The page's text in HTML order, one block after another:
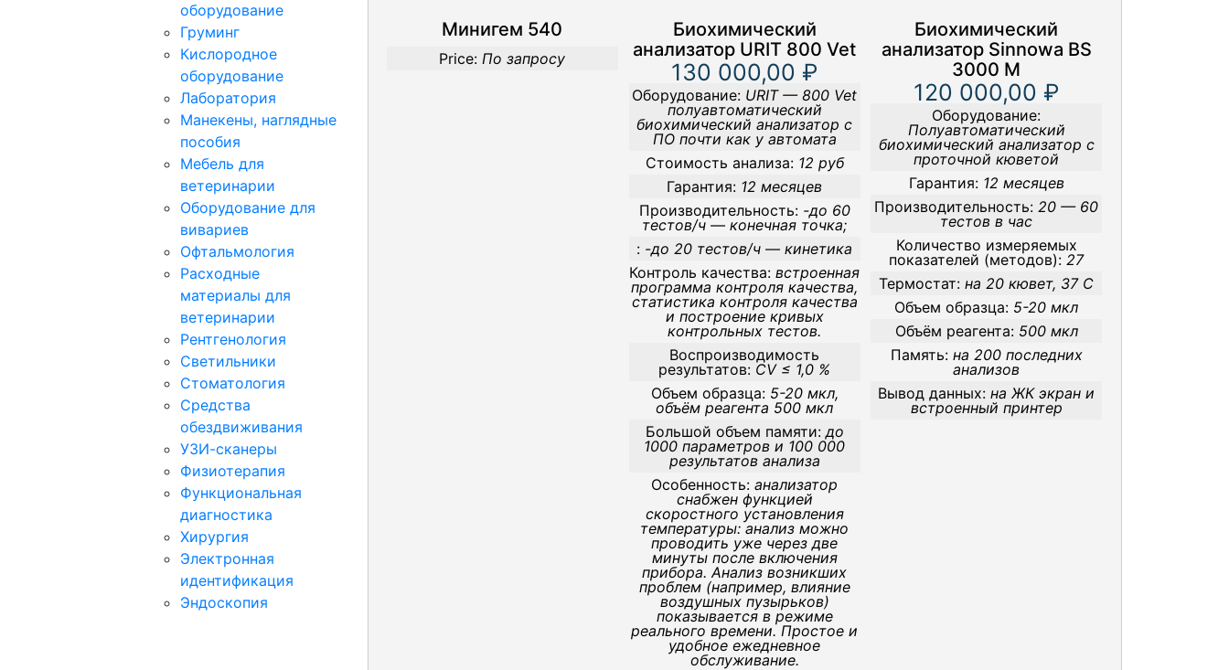
оборудование
Груминг
Кислородное
оборудование
Лаборатория
Манекены, наглядные
пособия
Мебель для
ветеринарии
Оборудование для
вивариев
Офтальмология
Расходные
материалы для
ветеринарии
Рентгенология
Светильники
Стоматология
Средства
обездвиживания
УЗИ-сканеры
Физиотерапия
Функциональная
диагностика
Хирургия
Электронная
идентификация
Эндоскопия
Минигем 540
Price: По запросу
Биохимический
анализатор URIT 800 Vet
130 000,00 ₽
Оборудование: URIT — 800 Vet
полуавтоматический
биохимический анализатор с
ПО почти как у автомата
Стоимость анализа: 12 руб
Гарантия: 12 месяцев
Производительность: -до 60
тестов/ч — конечная точка;
: -до 20 тестов/ч — кинетика
Контроль качества: встроенная
программа контроля качества,
статистика контроля качества
и построение кривых
контрольных тестов.
Воспроизводимость
результатов: CV ≤ 1,0 %
Объем образца: 5-20 мкл,
объём реагента 500 мкл
Большой объем памяти: до
1000 параметров и 100 000
результатов анализа
Особенность: анализатор
снабжен функцией
скоростного установления
температуры: анализ можно
проводить уже через две
минуты после включения
прибора. Анализ возникших
проблем (например, влияние
воздушных пузырьков)
показывается в режиме
реального времени. Простое и
удобное ежедневное
обслуживание.
Биохимический
анализатор Sinnowa BS
3000 M
120 000,00 ₽
Оборудование:
Полуавтоматический
биохимический анализатор с
проточной кюветой
Гарантия: 12 месяцев
Производительность: 20 — 60
тестов в час
Количество измеряемых
показателей (методов): 27
Термостат: на 20 кювет, 37 С
Объем образца: 5-20 мкл
Объём реагента: 500 мкл
Память: на 200 последних
анализов
Вывод данных: на ЖК экран и
встроенный принтер